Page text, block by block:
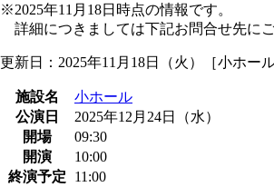
※2025年11月18日時点の情報です。
詳細につきましては下記お問合せ先に
更新日：2025年11月18日（火）［小ホール
施設名
小ホール
公演日
2025年12月24日（水）
開場
09:30
開演
10:00
終演予定
11:00